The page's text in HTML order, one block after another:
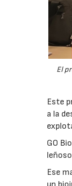
El
Este
a la
GO
Ese